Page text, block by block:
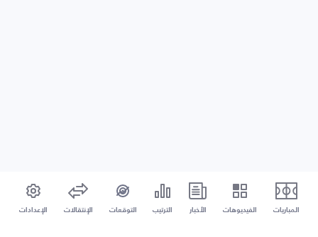
المباريات الفيديوهات الأخبار الترتيب التوقعات الإنتقالات الإعدادات